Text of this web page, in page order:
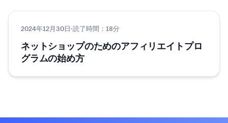
マーケティング
2024年12月30日·読了時間：18分
ネットショップのためのアフィリエイトプロ
グラムの始め方